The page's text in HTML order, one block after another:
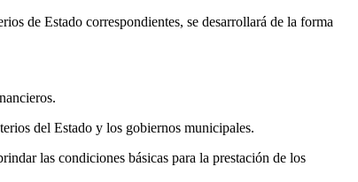
de Estado correspondientes, se desarrollará de la forma
del Estado y los gobiernos municipales.
las condiciones básicas para la prestación de los